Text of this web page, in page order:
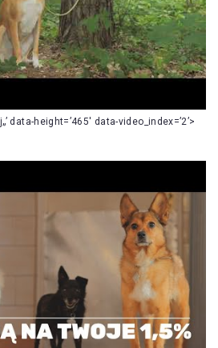
data-height=’465′ data-video_index=’2’>